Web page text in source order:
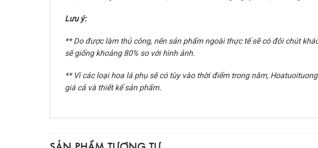
Lưu ý:
** Do được làm thủ công, nên sản phẩm ngoài thực tế sẽ có đôi chút
sẽ giống khoảng 80% so với hình ảnh.
** Vì các loại hoa lá phụ sẽ có tùy vào thời điểm trong năm,
giá cả và thiết kế sản phẩm.